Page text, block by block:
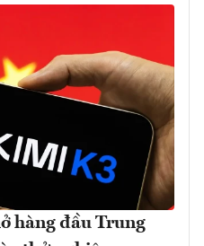
hàng đầu Trung